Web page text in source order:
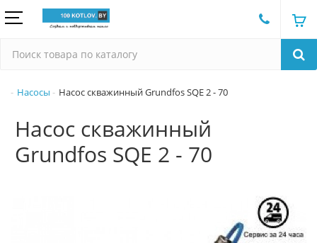
Насосы Насос скважинный Grundfos SQE 2 - 70
Насос скважинный
Grundfos SQE 2 - 70